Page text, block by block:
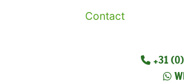
Contact
+31